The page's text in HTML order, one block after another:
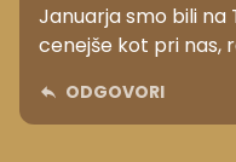
Januarja smo bili na
cenejše kot pri nas,
ODGOVORI